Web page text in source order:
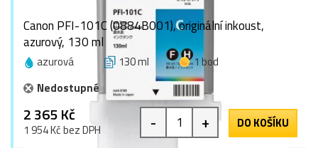
Canon PFI-101C (0884B001), originální inkoust,
azurový, 130 ml
azurová 130 ml
1 bod
Nedostupné
2 365 Kč
1 954 Kč bez DPH - + DO KOŠÍKU